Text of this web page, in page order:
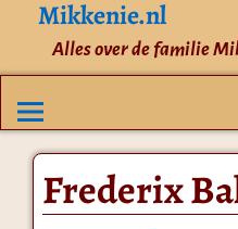
Mikkenie.nl
Alles over de familie
Frederix